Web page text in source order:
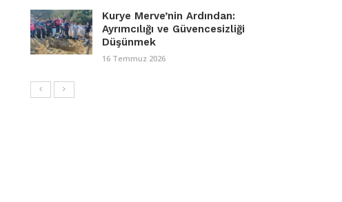
Kurye Merve’nin Ardından:
Ayrımcılığı ve Güvencesizliği
Düşünmek
16 Temmuz 2026